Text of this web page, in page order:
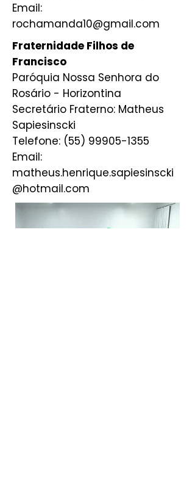
Email:
rochamanda10@gmail.com
Fraternidade Filhos de
Francisco
Paróquia Nossa Senhora do
Rosário - Horizontina
Secretário Fraterno: Matheus
Sapiesinscki
Telefone: (55) 99905-1355
Email:
matheus.henrique.sapiesinscki
@hotmail.com